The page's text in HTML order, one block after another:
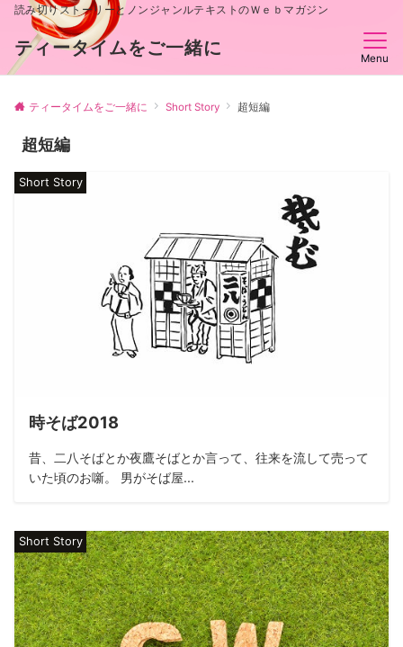
読み切りストーリーとノンジャンルテキストのＷｅｂマガジン
ティータイムをご一緒に Menu
ティータイムをご一緒に Short Story 超短編
超短編
Short Story
時そば2018
昔、二八そばとか夜鷹そばとか言って、往来を流して売って
いた頃のお噺。 男がそば屋...
Short Story